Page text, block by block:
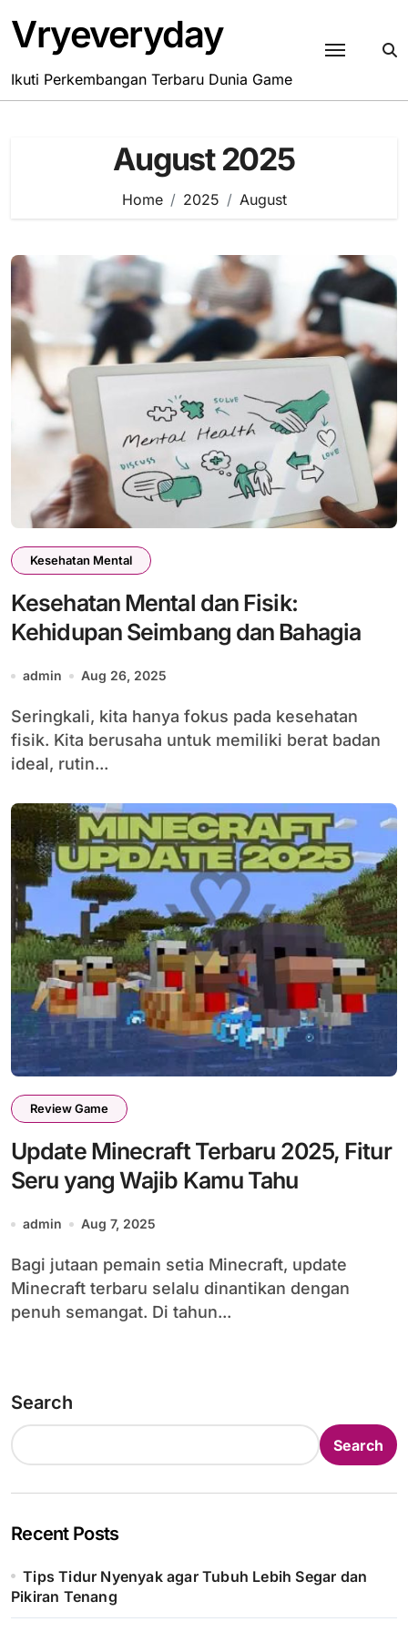
to
content
Vryeveryday
Ikuti Perkembangan Terbaru Dunia Game
August 2025
Home 2025 August
Kesehatan Mental
Kesehatan Mental dan Fisik:
Kehidupan Seimbang dan Bahagia
admin Aug 26, 2025
Seringkali, kita hanya fokus pada kesehatan
fisik. Kita berusaha untuk memiliki berat badan
ideal, rutin...
Review Game
Update Minecraft Terbaru 2025, Fitur
Seru yang Wajib Kamu Tahu
admin Aug 7, 2025
Bagi jutaan pemain setia Minecraft, update
Minecraft terbaru selalu dinantikan dengan
penuh semangat. Di tahun...
Search
Search
Recent Posts
Tips Tidur Nyenyak agar Tubuh Lebih Segar dan
Pikiran Tenang